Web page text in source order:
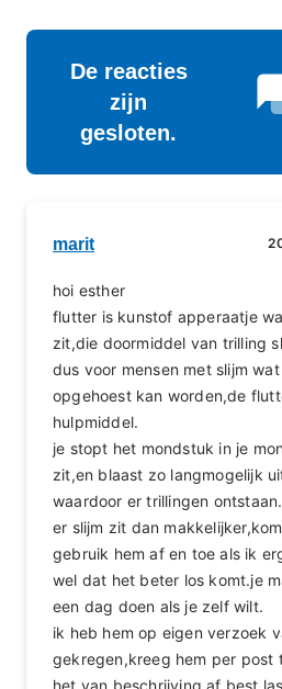
De reacties
zijn
gesloten.
marit
hoi esther
flutter is kunstof apperaatje
zit,die doormiddel van trilling
dus voor mensen met slijm
opgehoest kan worden,de
hulpmiddel.
je stopt het mondstuk in je
zit,en blaast zo langmogelijk
waardoor er trillingen
er slijm zit dan
gebruik hem af en toe als ik
wel dat het beter los komt.je
een dag doen als je zelf wilt.
ik heb hem op eigen verzoek
gekregen,kreeg hem per post
het van beschrijving af best